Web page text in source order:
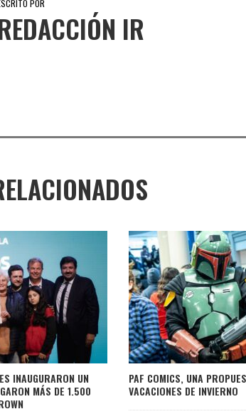
POR
IR
INAUGURARON UN
MÁS DE 1.500
PAF COMICS, UNA
VACACIONES DE INVIERNO